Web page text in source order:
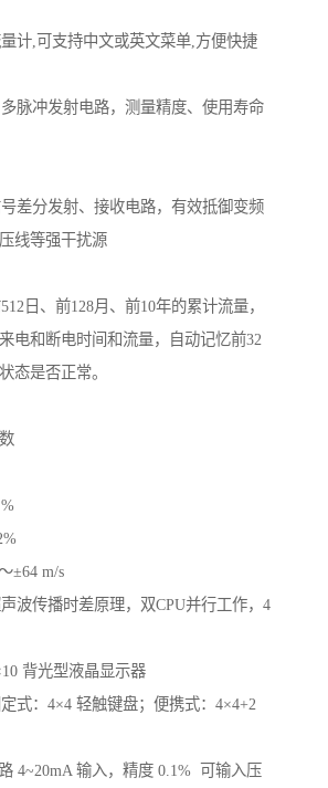
计,可支持中文或英文菜单,方便快捷
脉冲发射电路，测量精度、使用寿命
差分发射、接收电路，有效抵御变频
线等强干扰源
日、前128月、前10年的累计流量，
电和断电时间和流量，自动记忆前32
态是否正常。
%
±64 m/s
声波传播时差原理，双CPU并行工作，4
2×10 背光型液晶显示器
固定式：4×4 轻触键盘；便携式：4×4+2
5 路 4~20mA 输入，精度 0.1%  可输入压